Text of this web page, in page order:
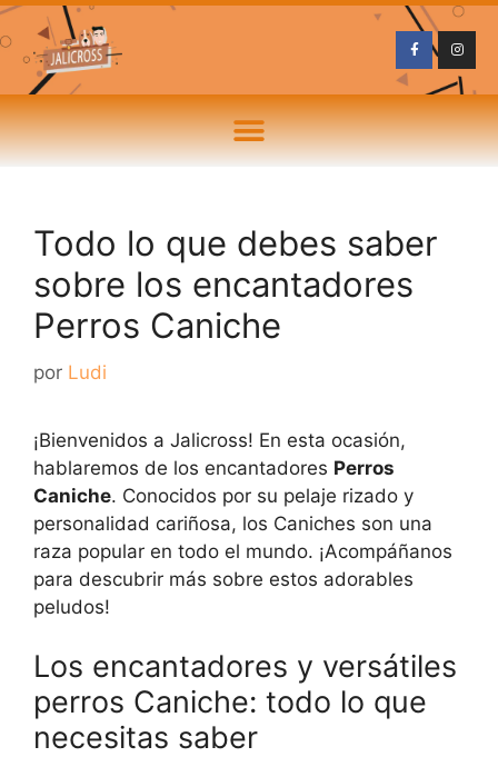
Todo lo que debes saber
sobre los encantadores
Perros Caniche
por Ludi
¡Bienvenidos a Jalicross! En esta ocasión,
hablaremos de los encantadores Perros
Caniche. Conocidos por su pelaje rizado y
personalidad cariñosa, los Caniches son una
raza popular en todo el mundo. ¡Acompáñanos
para descubrir más sobre estos adorables
peludos!
Los encantadores y versátiles
perros Caniche: todo lo que
necesitas saber